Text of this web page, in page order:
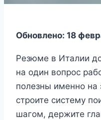
Обновлено: 18
Резюме в Италии
на один вопрос
полезны именно на
строите систему
шагом, держите